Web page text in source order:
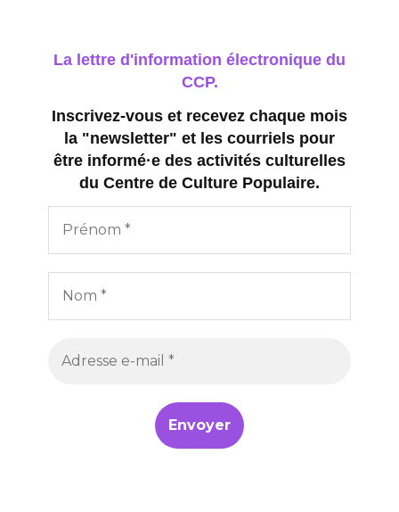
La lettre d'information électronique du
CCP.
Inscrivez-vous et recevez chaque mois
la "newsletter" et les courriels pour
être informé·e des activités culturelles
du Centre de Culture Populaire.